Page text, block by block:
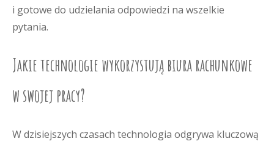
i gotowe do udzielania odpowiedzi na wszelkie
pytania.
Jakie technologie wykorzystują biura rachunkowe
w swojej pracy?
W dzisiejszych czasach technologia odgrywa kluczową